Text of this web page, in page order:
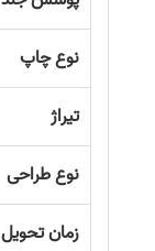
نوع چاپ
تیراژ
نوع طراحی
زمان تحویل